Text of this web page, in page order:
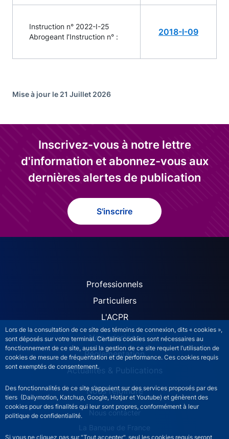
Lors de la consultation de ce site des témoins de connexion, dits « cookies »,
sont déposés sur votre terminal. Certains cookies sont nécessaires au
fonctionnement de ce site, aussi la gestion de ce site requiert l’utilisation de
cookies de mesure de fréquentation et de performance. Ces cookies requis
sont exemptés de consentement.
Des fonctionnalités de ce site s’appuient sur des services proposés par des
tiers (Dailymotion, Katchup, Google, Hotjar et Youtube) et génèrent des
cookies pour des finalités qui leur sont propres, conformément à leur
politique de confidentialité.
Si vous ne cliquez pas sur "Tout accepter", seul les cookies requis seront
Instruction n° 2022-I-25
Abrogeant l’Instruction n° :
2018-I-09
Mise à jour le 21 Juillet 2026
Inscrivez-vous à notre lettre
d'information et abonnez-vous aux
dernières alertes de publication
S'inscrire
ACPR site navigation
Professionnels
Particuliers
L'ACPR
Nos missions
Réglementation
Actualités & Publications
Nous rejoindre
ACPR footer secondary menu (French)
Nous contacter
La Banque de France